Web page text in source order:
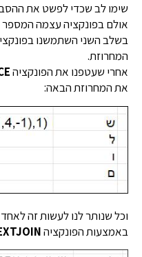
אולם בפונקציה עצמה המספר 4 נגזר מהחישוב של הפונקציה
בשלב השני השתמשנו
המחרוזת.
אחרי שעטפנו את הפונקציה
את המחרוזת הבאה:
וכל שנותר לנו לעשות זה
באמצעות הפונקציה